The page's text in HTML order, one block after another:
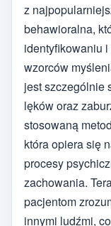
z
behawioralna,
identyfikowaniu
wzorców
jest szczególnie
lęków oraz
stosowaną
która opiera się
procesy
zachowania.
pacjentom
innymi ludźmi,